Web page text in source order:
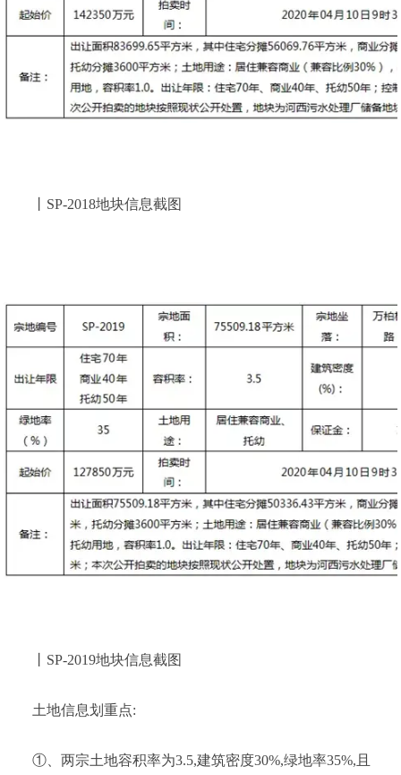
丨SP-2018地块信息截图
丨SP-2019地块信息截图
土地信息划重点:
①、两宗土地容积率为3.5,建筑密度30%,绿地率35%,且